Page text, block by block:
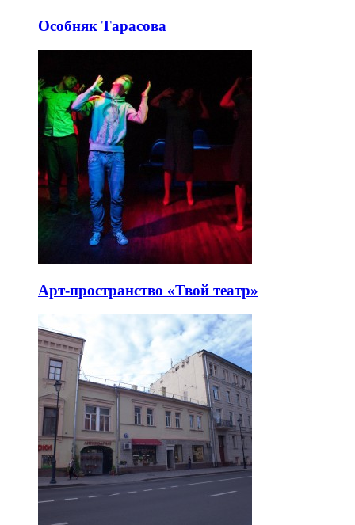
Особняк Тарасова
Арт-пространство «Твой театр»